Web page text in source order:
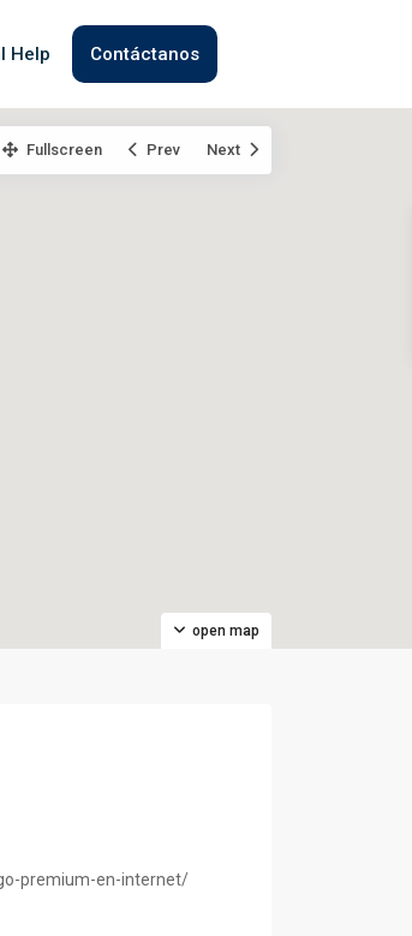
Help Contáctanos
open map
Fullscreen Prev Next
premium-en-internet/